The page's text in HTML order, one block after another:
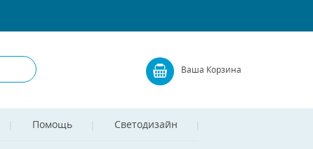
Ваша Корзина
Помощь Светодизайн